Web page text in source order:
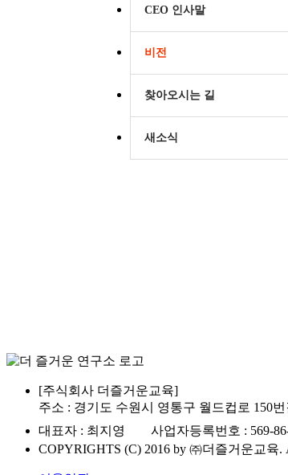
CEO 인사말
비전
찾아오시는 길
새소식
[주식회사 더즐거운교육]
주소 : 경기도 수원시 영통구 월드컵로 150
대표자 : 최지영 사업자등록번호 : 569-
COPYRIGHTS (C) 2016 by ㈜더즐거운교육